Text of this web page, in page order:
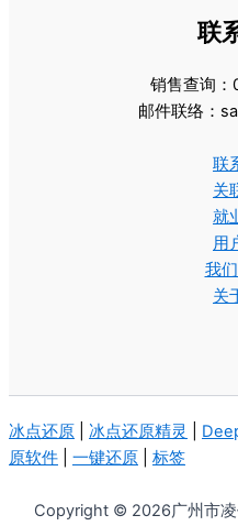
联
销售查询
邮件联络：
联
关
就
用
我
关
冰点还原 冰点还原精灵
原软件
一键还原 标签
Copyright © 2026广州市凌